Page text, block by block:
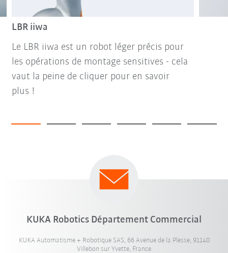
LBR iiwa
Le LBR iiwa est un robot léger précis pour
les opérations de montage sensitives - cela
vaut la peine de cliquer pour en savoir
plus !
KUKA Robotics Département Commercial
KUKA Automatisme + Robotique SAS, 66 Avenue de la Plesse, 91140
Villebon sur Yvette, France